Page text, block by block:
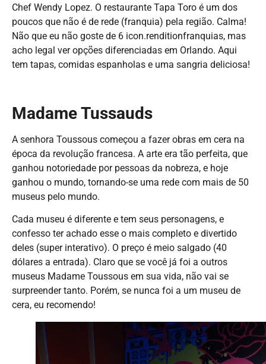
Chef Wendy Lopez. O restaurante Tapa Toro é um dos
poucos que não é de rede (franquia) pela região. Calma!
Não que eu não goste de 6 icon.renditionfranquias, mas
acho legal ver opções diferenciadas em Orlando. Aqui
tem tapas, comidas espanholas e uma sangria deliciosa!
Madame Tussauds
A senhora Toussous começou a fazer obras em cera na
época da revolução francesa. A arte era tão perfeita, que
ganhou notoriedade por pessoas da nobreza, e hoje
ganhou o mundo, tornando-se uma rede com mais de 50
museus pelo mundo.
Cada museu é diferente e tem seus personagens, e
confesso ter achado esse o mais completo e divertido
deles (super interativo). O preço é meio salgado (40
dólares a entrada). Claro que se você já foi a outros
museus Madame Toussous em sua vida, não vai se
surpreender tanto. Porém, se nunca foi a um museu de
cera, eu recomendo!